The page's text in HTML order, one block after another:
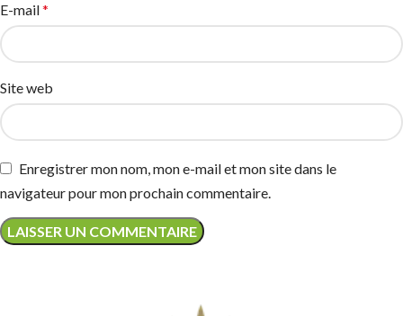
E-mail*
Site web
Enregistrer mon nom, mon e-mail et mon site dans le
navigateur pour mon prochain commentaire.